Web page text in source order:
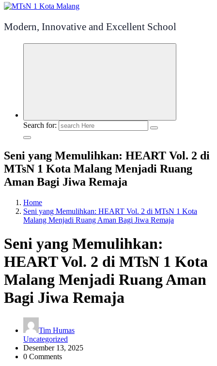
Modern, Innovative and Excellent School
Search for:
Seni yang Memulihkan: HEART Vol. 2 di
MTsN 1 Kota Malang Menjadi Ruang
Aman Bagi Jiwa Remaja
Home
Seni yang Memulihkan: HEART Vol. 2 di MTsN 1 Kota
Malang Menjadi Ruang Aman Bagi Jiwa Remaja
Seni yang Memulihkan:
HEART Vol. 2 di MTsN 1 Kota
Malang Menjadi Ruang Aman
Bagi Jiwa Remaja
Tim Humas
Uncategorized
Desember 13, 2025
0 Comments